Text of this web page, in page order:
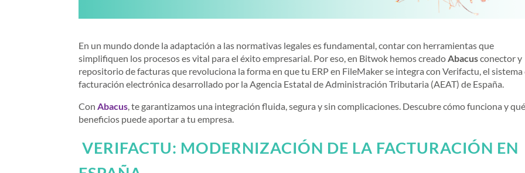
En un mundo donde la adaptación a las normativas legales es fundamental, contar con herramientas que
simplifiquen los procesos es vital para el éxito empresarial. Por eso, en Bitwok hemos creadoAbacusconector y
repositorio de facturas que revoluciona la forma en que tu ERP en FileMaker se integra con Verifactu, el sistema
facturación electrónica desarrollado por la Agencia Estatal de Administración Tributaria (AEAT) de España.
ConAbacus, te garantizamos una integración fluida, segura y sin complicaciones. Descubre cómo funciona y
beneficios puede aportar a tu empresa.
VERIFACTU: MODERNIZACIÓN DE LA FACTURACIÓN EN